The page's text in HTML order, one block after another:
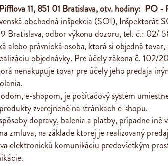
11, 851 01 Bratislava, otv. hodiny: PO
obchodná inšpekcia (SOI), Inšpektorát
Bratislava, odbor výkonu dozoru, tel. č.: 02/
alebo právnická osoba, ktorá si objedná
objednávky. Pre účely zákona č. 102/
nenakupuje tovar pre účely jeho predaja
e-shopom, je počítačový systém
zverejnené na stránkach e-shopu.
dopravy, balenia a platby, prípadne iné
zmluva, na základe ktorej je realizovaný
elektronickú komunikáciu predovšetkým